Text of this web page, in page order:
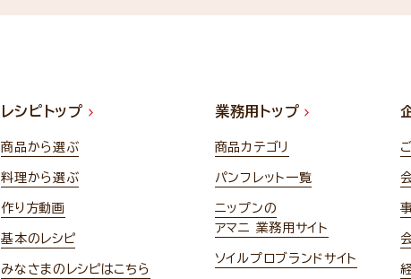
レシピトップ
商品から選ぶ
料理から選ぶ
作り方動画
基本のレシピ
みなさまのレシピはこちら
業務用トップ
商品カテゴリ
パンフレット一覧
ニップンの
アマニ 業務用サイト
ソイルプロブランドサイト